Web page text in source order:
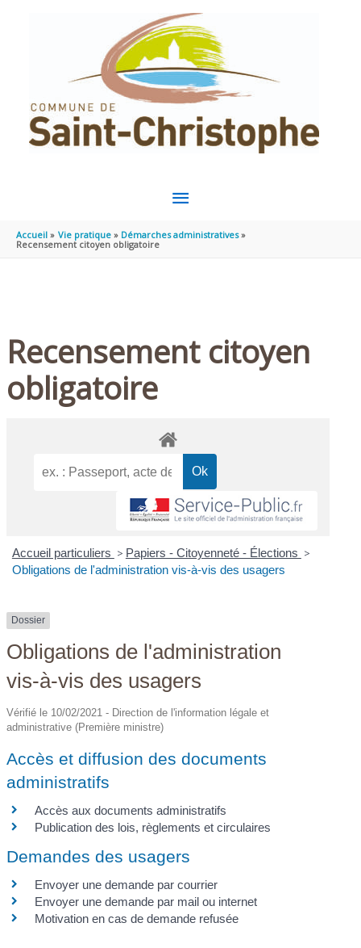
MENU
PRINCIPAL
Accueil Vie pratique
Démarches administratives
Recensement citoyen obligatoire
Recensement citoyen
obligatoire
Accueil particuliers > Papiers - Citoyenneté - Élections >
Obligations de l'administration vis-à-vis des usagers
Dossier
Obligations de l'administration
vis-à-vis des usagers
Vérifié le 10/02/2021 - Direction de l'information légale et
administrative (Première ministre)
Accès et diffusion des documents
administratifs
Accès aux documents administratifs
Publication des lois, règlements et circulaires
Demandes des usagers
Envoyer une demande par courrier
Envoyer une demande par mail ou internet
Motivation en cas de demande refusée